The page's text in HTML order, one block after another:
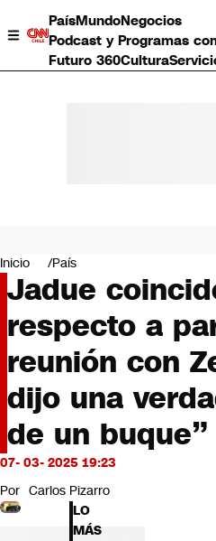
PaísMundoNegocios
Podcast y Programas
Futuro 360Cultura
Negocios
Deportes
Programas completos
Cultura
Servicios
Bits
CNN tiempo
Futuro 360
Opinión
Inicio País
Jadue
respecto a
reunión con
dijo una
de un buque”
07- 03- 2025 19:23
Por Carlos Pizarro
LO
MÁS